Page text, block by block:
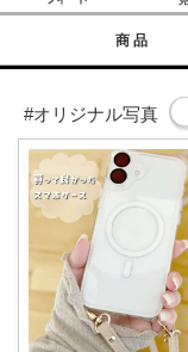
商品
#オリジナル写真